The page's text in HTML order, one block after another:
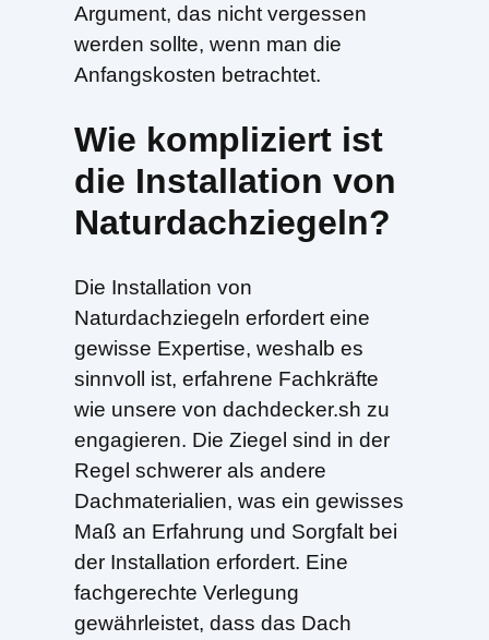
Argument, das nicht vergessen
werden sollte, wenn man die
Anfangskosten betrachtet.
Wie kompliziert ist
die Installation von
Naturdachziegeln?
Die Installation von
Naturdachziegeln erfordert eine
gewisse Expertise, weshalb es
sinnvoll ist, erfahrene Fachkräfte
wie unsere von dachdecker.sh zu
engagieren. Die Ziegel sind in der
Regel schwerer als andere
Dachmaterialien, was ein gewisses
Maß an Erfahrung und Sorgfalt bei
der Installation erfordert. Eine
fachgerechte Verlegung
gewährleistet, dass das Dach